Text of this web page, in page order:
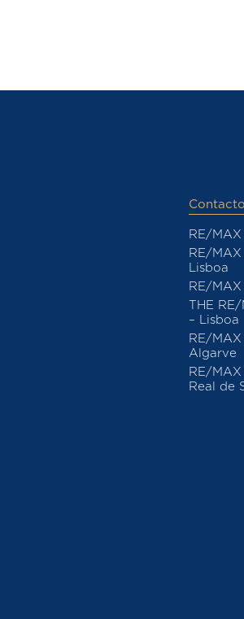
RE/
RE/MAX
Lisboa
RE/MAX
THE
– Lisboa
RE/MAX
Algarve
RE/MAX
Real de